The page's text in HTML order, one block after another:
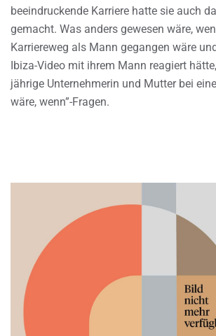
beeindruckende Karriere hatte sie auch
gemacht. Was anders gewesen wäre,
Karriereweg als Mann gegangen wäre
Ibiza-Video mit ihrem Mann reagiert
jährige Unternehmerin und Mutter bei
wäre, wenn”-Fragen.